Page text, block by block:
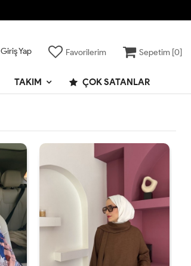
Giriş Yap Favorilerim Sepetim [0]
TAKIM ÇOK SATANLAR